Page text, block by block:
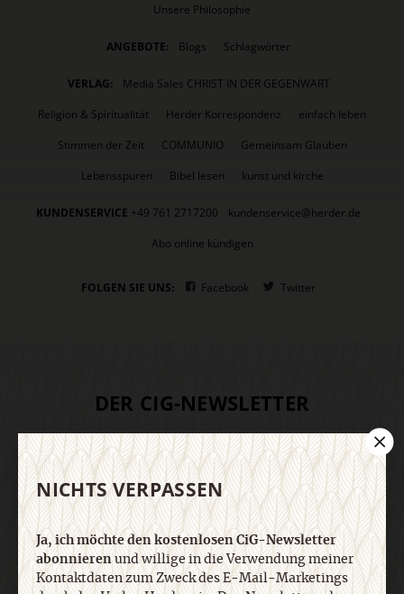
Unsere Philosophie
ANGEBOTE: Blogs Schlagwörter
VERLAG:
Media Sales CHRIST IN DER GEGENWART
Religion & Spiritualität
Herder Korrespondenz
einfach leben
Stimmen der Zeit
COMMUNIO
Gemeinsam Glauben
Lebensspuren
Bibel lesen kunst und kirche
KUNDENSERVICE +49 761 2717200
kundenservice@herder.de
Abo online kündigen
FOLGEN SIE UNS: Facebook Twitter
DER CIG-NEWSLETTER
Ja, ich möchte den kostenlosen CiG-Newsletter
abonnierenund willige in die Verwendung meiner
Kontaktdaten zum Zweck des E-Mail-Marketings
durch den Verlag Herder ein. Den Newsletter oder
die E-Mail-Werbung kann ich jederzeit abbestellen.
Ich bin einverstanden, dass mein
personenbezogenes Nutzungsverhalten in
NICHTS VERPASSEN
Ja, ich möchte den kostenlosen CiG-Newsletter
abonnierenund willige in die Verwendung meiner
Kontaktdaten zum Zweck des E-Mail-Marketings